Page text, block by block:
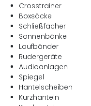
Crosstrainer
Boxsäcke
Schließfächer
Sonnenbänke
Laufbänder
Rudergeräte
Audioanlagen
Spiegel
Hantelscheiben
Kurzhanteln